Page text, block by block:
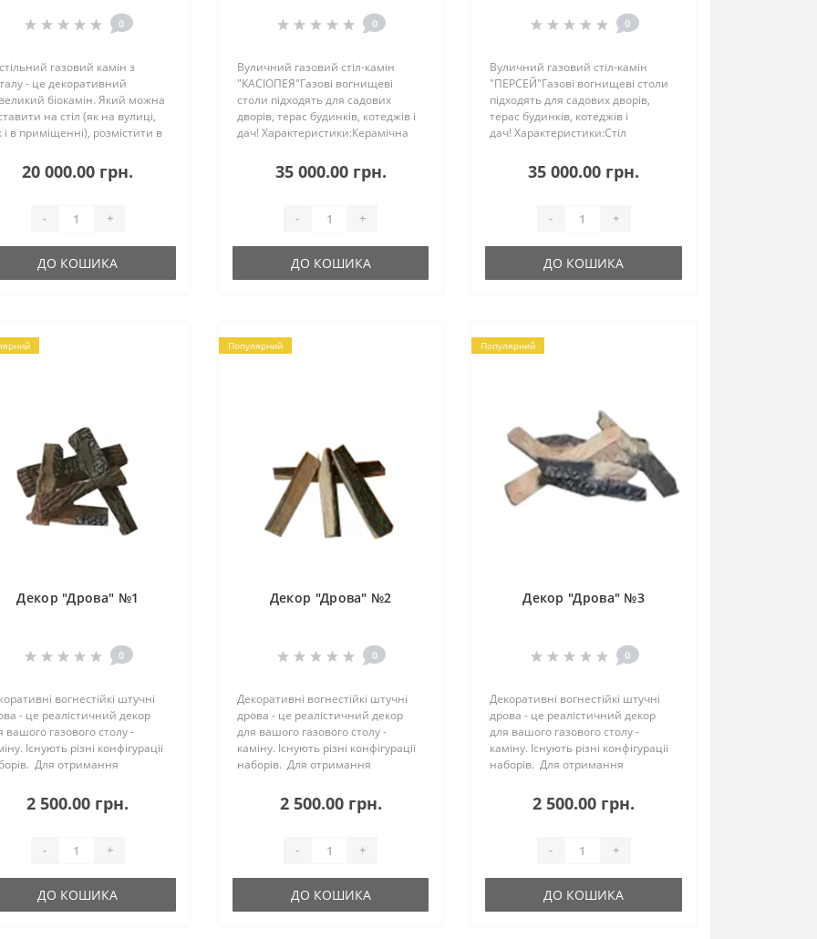
0
газовий камін з
- це декоративний
біокамін. Який можна
на стіл (як на вулиці,
і в приміщенні), розмістити в
навколо свого басейну і
чарівним і
20 000.00 грн.
- +
ДО КОШИКА
0
Вуличний газовий стіл-камін
"КАСІОПЕЯ"Газові вогнищеві
столи підходять для садових
дворів, терас будинків, котеджів і
дач! Характеристики:Керамічна
(дхШхВ), см: 94*94*47Пальник з
нержавіючої сталі.Кругла чаша
35 000.00 грн.
- +
ДО КОШИКА
0
Вуличний газовий стіл-камін
"ПЕРСЕЙ"Газові вогнищеві столи
підходять для садових дворів,
терас будинків, котеджів і
дач! Характеристики:Стіл
стільницею.Габаритні розміри
(ДхШхВ), см: 92*92*65Пальник з
35 000.00 грн.
- +
ДО КОШИКА
Декор "Дрова" №1
0
вогнестійкі штучні
- це реалістичний декор
вашого газового столу -
Існують різні конфігурації
Для отримання
з нами...
2 500.00 грн.
- +
ДО КОШИКА
Популярний
Декор "Дрова" №2
0
Декоративні вогнестійкі штучні
дрова - це реалістичний декор
для вашого газового столу -
каміну. Існують різні конфігурації
наборів. Для отримання
зв'яжіться з нами...
2 500.00 грн.
- +
ДО КОШИКА
Популярний
Декор "Дрова" №3
0
Декоративні вогнестійкі штучні
дрова - це реалістичний декор
для вашого газового столу -
каміну. Існують різні конфігурації
наборів. Для отримання
зв'яжіться з нами...
2 500.00 грн.
- +
ДО КОШИКА